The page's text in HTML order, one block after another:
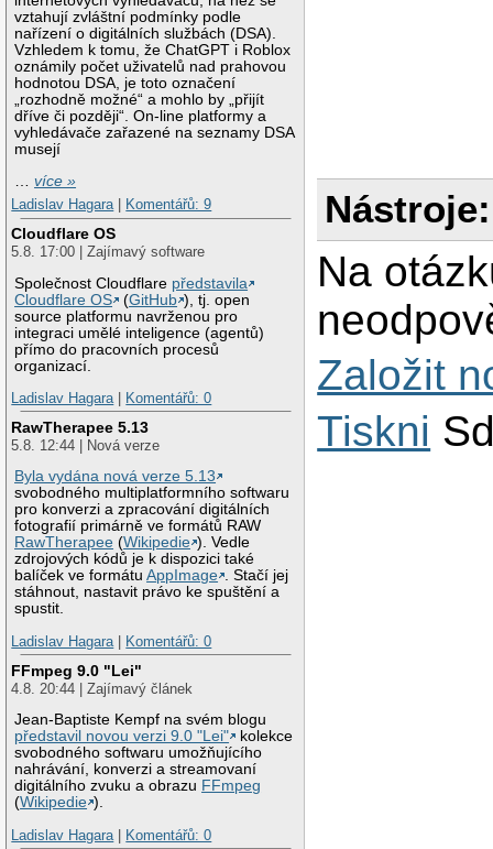
vztahují zvláštní podmínky podle
nařízení o digitálních službách (DSA).
Vzhledem k tomu, že ChatGPT i Roblox
oznámily počet uživatelů nad prahovou
hodnotou DSA, je toto označení
„rozhodně možné“ a mohlo by „přijít
dříve či později“. On-line platformy a
vyhledávače zařazené na seznamy DSA
musejí
…více »
Ladislav Hagara| Komentářů: 9
Cloudflare OS
5.8. 17:00 | Zajímavý software
Společnost Cloudflare představila
Cloudflare OS
(GitHub ), tj. open
source platformu navrženou pro
integraci umělé inteligence (agentů)
přímo do pracovních procesů
organizací.
Ladislav Hagara| Komentářů: 0
RawTherapee 5.13
5.8. 12:44 | Nová verze
Byla vydána nová verze 5.13
svobodného multiplatformního softwaru
pro konverzi a zpracování digitálních
fotografií primárně ve formátů RAW
RawTherapee (Wikipedie ). Vedle
zdrojových kódů je k dispozici také
balíček ve formátuAppImage . Stačí jej
stáhnout, nastavit právo ke spuštění a
spustit.
Ladislav Hagara| Komentářů: 0
FFmpeg 9.0 "Lei"
4.8. 20:44 | Zajímavý článek
Jean-Baptiste Kempf na svém blogu
představil novou verzi 9.0 "Lei"
kolekce
svobodného softwaru umožňujícího
nahrávání, konverzi a streamovaní
digitálního zvuku a obrazu FFmpeg
(Wikipedie ).
Ladislav Hagara| Komentářů: 0
Nástroje:
Na
Založit
Tiskni